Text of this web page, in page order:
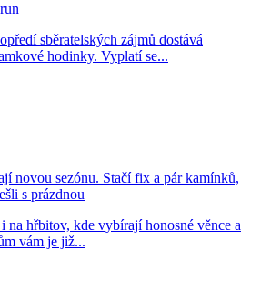
sběratelských zájmů dostává
hodinky. Vyplatí se...
novou sezónu. Stačí fix a pár kamínků,
s prázdnou
na hřbitov, kde vybírají honosné věnce a
vám je již...